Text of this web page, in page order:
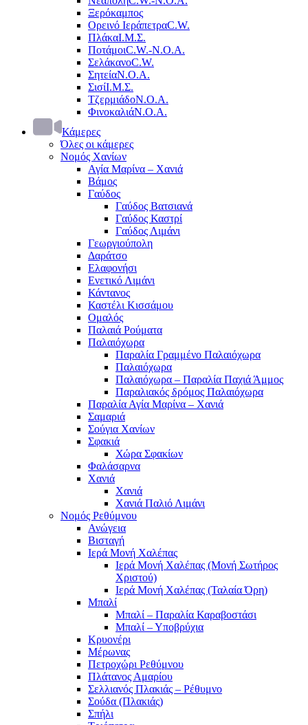
Ξερόκαμπος
Ορεινό ΙεράπετραC.W.
ΠλάκαΙ.Μ.Σ.
ΠοτάμοιC.W.-Ν.Ο.Α.
ΣελάκανοC.W.
ΣητείαΝ.Ο.Α.
ΣισίΙ.Μ.Σ.
ΤζερμιάδοΝ.Ο.Α.
ΦινοκαλιάΝ.Ο.Α.
Κάμερες
Όλες οι κάμερες
Νομός Χανίων
Αγία Μαρίνα – Χανιά
Βάμος
Γαύδος
Γαύδος Βατσιανά
Γαύδος Καστρί
Γαύδος Λιμάνι
Γεωργιούπολη
Δαράτσο
Ελαφονήσι
Ενετικό Λιμάνι
Κάντανος
Καστέλι Κισσάμου
Ομαλός
Παλαιά Ρούματα
Παλαιόχωρα
Παραλία Γραμμένο Παλαιόχωρα
Παλαιόχωρα
Παλαιόχωρα – Παραλία Παχιά Άμμος
Παραλιακός δρόμος Παλαιόχωρα
Παραλία Αγία Μαρίνα – Χανιά
Σαμαριά
Σούγια Χανίων
Σφακιά
Χώρα Σφακίων
Φαλάσαρνα
Χανιά
Χανιά
Χανιά Παλιό Λιμάνι
Νομός Ρεθύμνου
Ανώγεια
Βισταγή
Ιερά Μονή Χαλέπας
Ιερά Μονή Χαλέπας (Μονή Σωτήρος
Χριστού)
Ιερά Μονή Χαλέπας (Ταλαία Όρη)
Μπαλί
Μπαλί – Παραλία Καραβοστάσι
Μπαλί – Υποβρύχια
Κρυονέρι
Μέρωνας
Πετροχώρι Ρεθύμνου
Πλάτανος Αμαρίου
Σελλιανός Πλακιάς – Ρέθυμνο
Σούδα (Πλακιάς)
Σπήλι